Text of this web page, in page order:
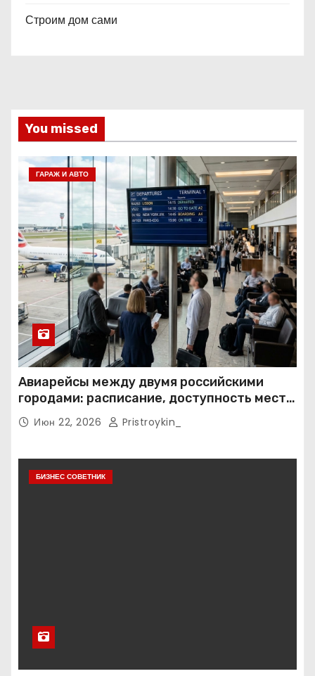
Строим дом сами
You missed
ГАРАЖ И АВТО
Авиарейсы между двумя российскими
городами: расписание, доступность мест и
тарифные условия
Июн 22, 2026 Pristroykin_
БИЗНЕС СОВЕТНИК